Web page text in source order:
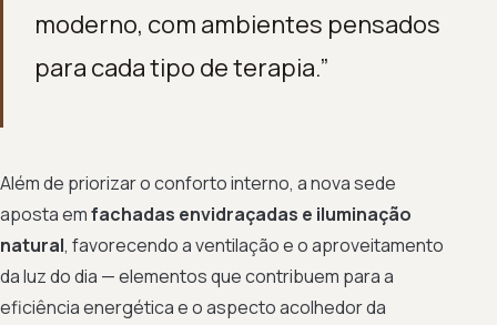
moderno, com ambientes pensados
para cada tipo de terapia.”
Além de priorizar o conforto interno, a nova sede
aposta emfachadas envidraçadas e iluminação
natural, favorecendo a ventilação e o aproveitamento
da luz do dia — elementos que contribuem para a
eficiência energética e o aspecto acolhedor da